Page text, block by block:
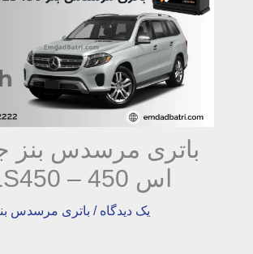
باتری مرسدس بنز
اس 450 – GLS450
یک دیدگاه / باتری مرسدس